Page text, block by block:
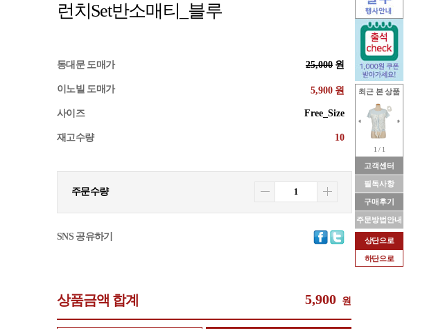
최근 본 상품
1 / 1
고객센터
필독사항
구매후기
주문방법안내
상단으로
하단으로
런치Set반소매티_블루
상품금액 합계 5,900 원
동대문 도매가 25,000 원
이노빌 도매가 5,900 원
사이즈 Free_Size
재고수량 10
주문수량
SNS 공유하기